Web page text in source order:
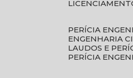
PERÍCIA
ENGENHARIA
LAUDOS E
PERÍCIA